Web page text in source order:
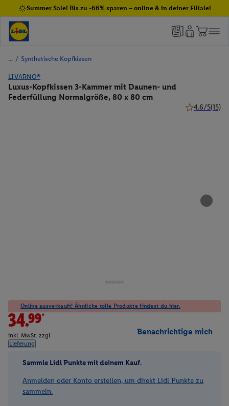
Summer Sale! Bis zu -66% sparen – online & in deiner Filiale!
/ Synthetische Kopfkissen
LIVARNO®
Luxus-Kopfkissen 3-Kammer mit Daunen- und
Federfüllung Normalgröße, 80 x 80 cm
4.6/5(15)
Online ausverkauft! Ähnliche tolle Produkte findest du hier.
34.99*
inkl. MwSt. zzgl.
Lieferung
Benachrichtige mich
Sammle Lidl Punkte mit deinem Kauf.
Anmelden oder Konto erstellen, um direkt Lidl Punkte zu
sammeln.